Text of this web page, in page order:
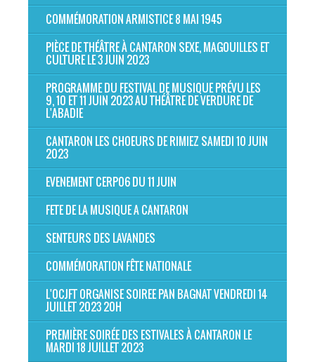
COMMÉMORATION ARMISTICE 8 MAI 1945
PIÈCE DE THÉÂTRE À CANTARON SEXE, MAGOUILLES ET
CULTURE LE 3 JUIN 2023
PROGRAMME DU FESTIVAL DE MUSIQUE PRÉVU LES
9, 10 ET 11 JUIN 2023 AU THÉÂTRE DE VERDURE DE
L'ABADIE
CANTARON LES CHOEURS DE RIMIEZ SAMEDI 10 JUIN
2023
EVENEMENT CERP06 DU 11 JUIN
FETE DE LA MUSIQUE A CANTARON
SENTEURS DES LAVANDES
COMMÉMORATION FÊTE NATIONALE
L'OCJFT ORGANISE SOIREE PAN BAGNAT VENDREDI 14
JUILLET 2023 20H
PREMIÈRE SOIRÉE DES ESTIVALES À CANTARON LE
MARDI 18 JUILLET 2023